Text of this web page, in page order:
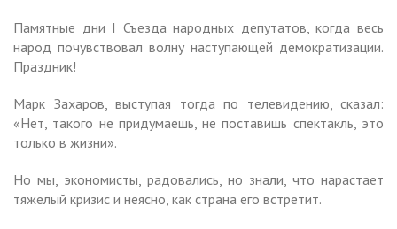
Памятные дни I Съезда народных депутатов, когда весь
народ почувствовал волну наступающей демократизации.
Праздник!
Марк Захаров, выступая тогда по телевидению, сказал:
«Нет, такого не придумаешь, не поставишь спектакль, это
только в жизни».
Но мы, экономисты, радовались, но знали, что нарастает
тяжелый кризис и неясно, как страна его встретит.